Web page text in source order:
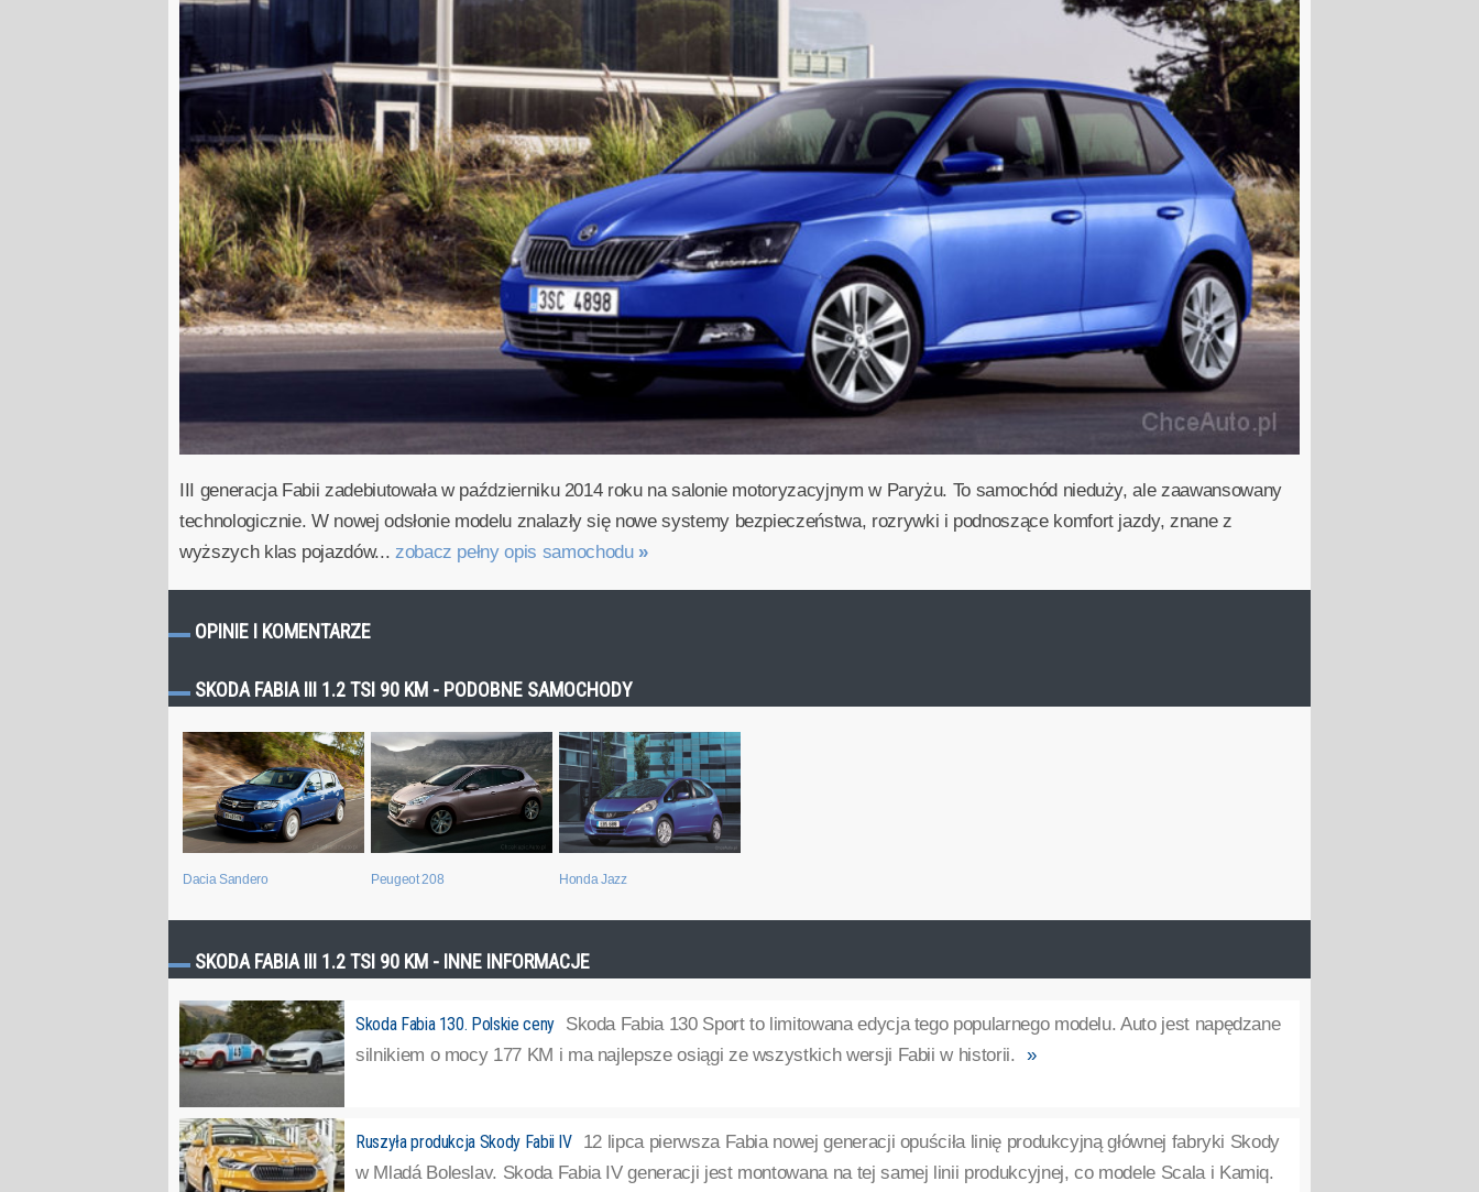
III generacja Fabii zadebiutowała w październiku 2014 roku na salonie motoryzacyjnym w Paryżu. To samochód nieduży, ale zaawansowany
technologicznie. W nowej odsłonie modelu znalazły się nowe systemy bezpieczeństwa, rozrywki i podnoszące komfort jazdy, znane z
wyższych klas pojazdów... zobacz pełny opis samochodu »
OPINIE I KOMENTARZE
SKODA FABIA III 1.2 TSI 90 KM - PODOBNE SAMOCHODY
Dacia Sandero Peugeot 208 Honda Jazz
SKODA FABIA III 1.2 TSI 90 KM - INNE INFORMACJE
Skoda Fabia 130. Polskie ceny Skoda Fabia 130 Sport to limitowana edycja tego popularnego modelu. Auto jest napędzane
silnikiem o mocy 177 KM i ma najlepsze osiągi ze wszystkich wersji Fabii w historii. »
Ruszyła produkcja Skody Fabii IV 12 lipca pierwsza Fabia nowej generacji opuściła linię produkcyjną głównej fabryki Skody
w Mladá Boleslav. Skoda Fabia IV generacji jest montowana na tej samej linii produkcyjnej, co modele Scala i Kamiq.